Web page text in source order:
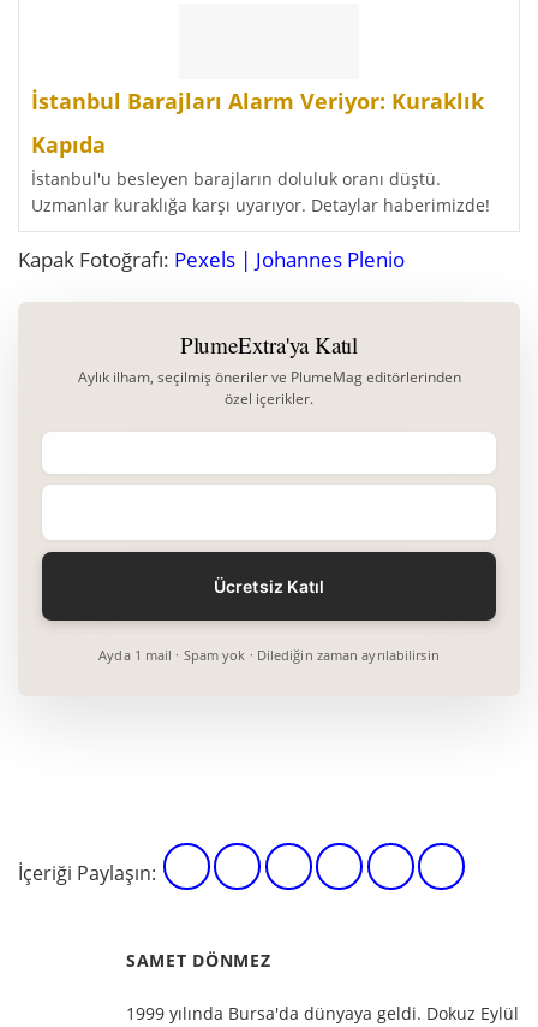
İstanbul Barajları Alarm Veriyor: Kuraklık
Kapıda
İstanbul'u besleyen barajların doluluk oranı düştü.
Uzmanlar kuraklığa karşı uyarıyor. Detaylar haberimizde!
Kapak Fotoğrafı: Pexels | Johannes Plenio
PlumeExtra'ya Katıl
Aylık ilham, seçilmiş öneriler ve PlumeMag editörlerinden
özel içerikler.
Ayda 1 mail · Spam yok · Dilediğin zaman ayrılabilirsin
İçeriği Paylaşın:
SAMET DÖNMEZ
1999 yılında Bursa'da dünyaya geldi. Dokuz Eylül